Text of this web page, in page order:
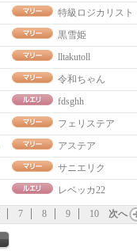
特級ロジカリスト
黒雪姫
lltakutoll
令和ちゃん
fdsghh
フェリステア
アステア
サニエリク
レベッカ22
7 8 9 10 次へ